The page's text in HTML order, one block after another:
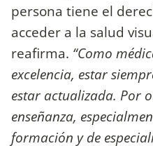
persona tiene el
acceder a la salud
reafirma. “Como
excelencia, estar
estar actualizada. Por
enseñanza,
formación y de